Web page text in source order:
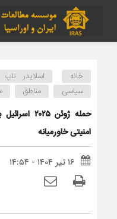
خانه اسلایدر تاپ
سیاسی
مناطق
حمله ژوئن
امنیتی خاورمیانه
۱۶ تیر ۱۴۰۴ - ۱۴:۵۴